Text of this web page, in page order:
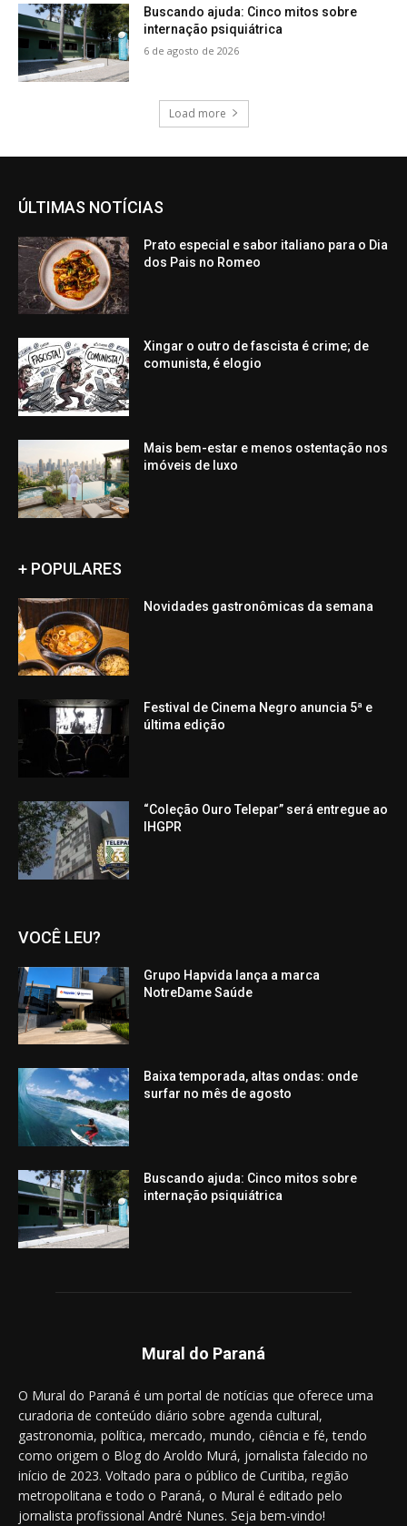
Buscando ajuda: Cinco mitos sobre
internação psiquiátrica
6 de agosto de 2026
Load more
ÚLTIMAS NOTÍCIAS
Prato especial e sabor italiano para o Dia
dos Pais no Romeo
Xingar o outro de fascista é crime; de
comunista, é elogio
Mais bem-estar e menos ostentação nos
imóveis de luxo
+ POPULARES
Novidades gastronômicas da semana
Festival de Cinema Negro anuncia 5ª e
última edição
“Coleção Ouro Telepar” será entregue ao
IHGPR
VOCÊ LEU?
Grupo Hapvida lança a marca
NotreDame Saúde
Baixa temporada, altas ondas: onde
surfar no mês de agosto
Buscando ajuda: Cinco mitos sobre
internação psiquiátrica
Mural do Paraná
O Mural do Paraná é um portal de notícias que oferece uma
curadoria de conteúdo diário sobre agenda cultural,
gastronomia, política, mercado, mundo, ciência e fé, tendo
como origem o Blog do Aroldo Murá, jornalista falecido no
início de 2023. Voltado para o público de Curitiba, região
metropolitana e todo o Paraná, o Mural é editado pelo
jornalista profissional André Nunes. Seja bem-vindo!